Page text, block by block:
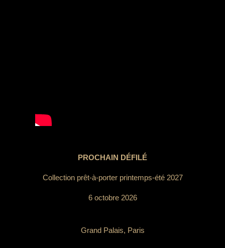
PROCHAIN DÉFILÉ
Collection prêt-à-porter printemps-été 2027
6 octobre 2026
Grand Palais, Paris